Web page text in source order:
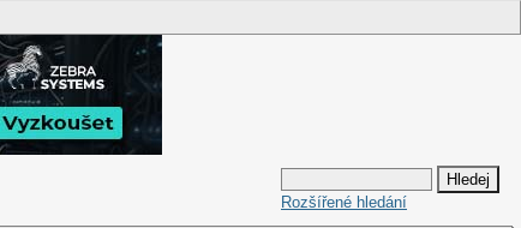
Rozšířené hledání